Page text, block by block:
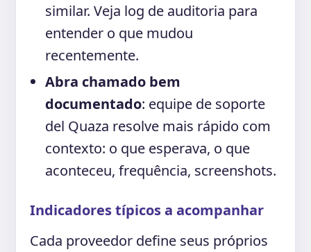
similar. Veja log de auditoria para
entender o que mudou
recentemente.
Abra chamado bem
documentado: equipe de soporte
del Quaza resolve mais rápido com
contexto: o que esperava, o que
aconteceu, frequência, screenshots.
Indicadores típicos a acompanhar
Cada proveedor define seus próprios